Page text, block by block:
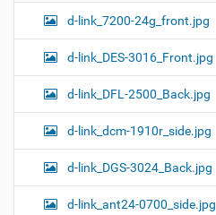
d-link_7200-24g_front.jpg
d-link_DES-3016_Front.jpg
d-link_DFL-2500_Back.jpg
d-link_dcm-1910r_side.jpg
d-link_DGS-3024_Back.jpg
d-link_ant24-0700_side.jpg